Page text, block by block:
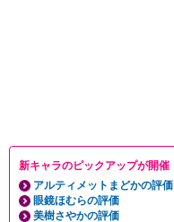
新キャラのピックアップが開催
アルティメットまどかの評価
眼鏡ほむらの評価
美樹さやかの評価